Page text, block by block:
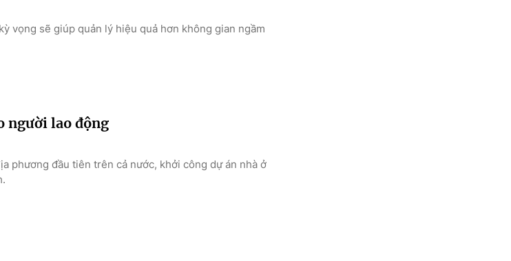
vọng sẽ giúp quản lý hiệu quả hơn không gian ngầm
người lao động
phương đầu tiên trên cả nước, khởi công dự án nhà ở